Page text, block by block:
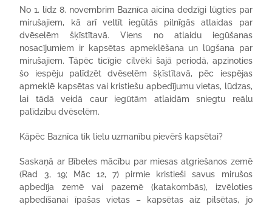
No 1. līdz 8. novembrim Baznīca aicina dedzīgi lūgties par
mirušajiem, kā arī veltīt iegūtās pilnīgās atlaidas par
dvēselēm šķīstītavā. Viens no atlaidu iegūšanas
nosacījumiem ir kapsētas apmeklēšana un lūgšana par
mirušajiem. Tāpēc ticīgie cilvēki šajā periodā, apzinoties
šo iespēju palīdzēt dvēselēm šķīstītavā, pēc iespējas
apmeklē kapsētas vai kristiešu apbedījumu vietas, lūdzas,
lai tādā veidā caur iegūtām atlaidām sniegtu reālu
palīdzību dvēselēm.
Kāpēc Baznīca tik lielu uzmanību pievērš kapsētai?
Saskaņā ar Bībeles mācību par miesas atgriešanos zemē
(Rad 3, 19; Māc 12, 7) pirmie kristieši savus mirušos
apbedīja zemē vai pazemē (katakombās), izvēloties
apbedīšanai īpašas vietas – kapsētas aiz pilsētas, jo